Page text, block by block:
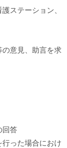
ステーション、
意見、助言を求
回答
った場合におけ